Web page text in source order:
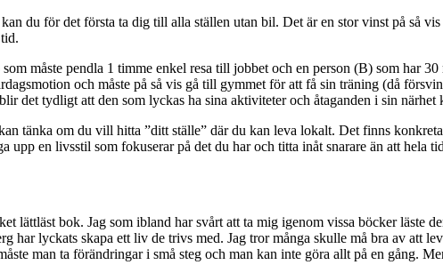
du för det första ta dig till alla ställen utan bil. Det är en stor vinst på så
måste pendla 1 timme enkel resa till jobbet och en person (B) som har
och måste på så vis gå till gymmet för att få sin träning (då
det tydligt att den som lyckas ha sina aktiviteter och åtaganden i sin
tänka om du vill hitta ”ditt ställe” där du kan leva lokalt. Det finns
upp en livsstil som fokuserar på det du har och titta inåt snarare än att
lättläst bok. Jag som ibland har svårt att ta mig igenom vissa böcker läste
har lyckats skapa ett liv de trivs med. Jag tror många skulle må bra av att
man ta förändringar i små steg och man kan inte göra allt på en gång.